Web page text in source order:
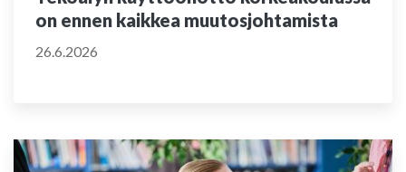
on ennen kaikkea muutosjohtamista
26.6.2026